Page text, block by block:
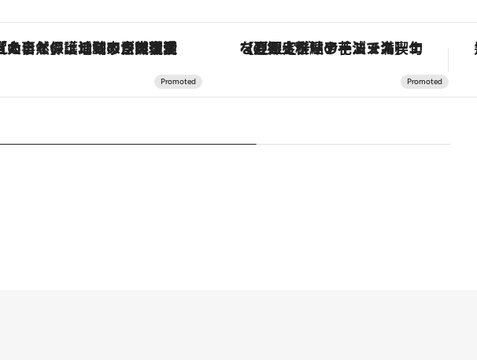
「大事なのは地域の意識を変えること」。ロレックス賞受賞の自然保護活動家が実現させたナイジェリアの自然環境の復活 【夏限定ディナーコース】旬を迎える稚鮎や花ズッキーニなどをイタリア・トスカーナの郷土料理の手法で満喫！